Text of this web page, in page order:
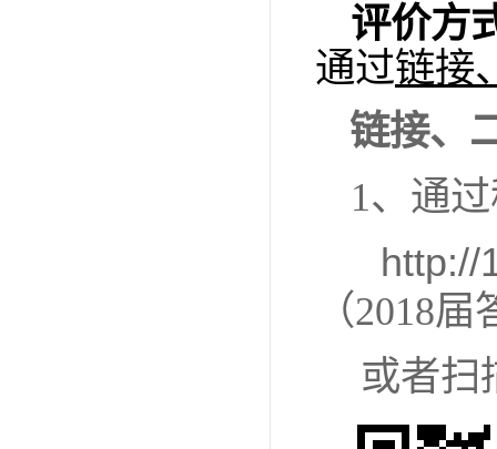
评价方
通过链接
链接、
1、通
http://
（2018届
或者扫